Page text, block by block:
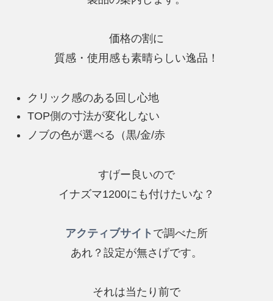
価格の割に
質感・使用感も素晴らしい逸品！
クリック感のある回し心地
TOP側の寸法が変化しない
ノブの色が選べる（黒/金/赤
すげー良いので
イナズマ1200にも付けたいな？
アクティブサイト で調べた所
あれ？設定が無さげです。
それは当たり前で